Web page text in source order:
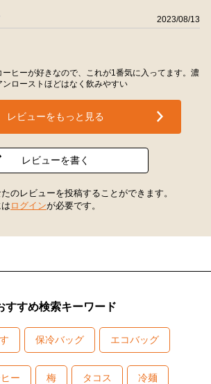
2023/08/13
ヒーが好きなので、これが1番気に入ってます。濃
ローストほどはなく飲みやすい
レビューをもっと見る
レビューを書く
のレビューを投稿することができます。
ログインが必要です。
すすめ検索キーワード
保冷バッグ エコバッグ
ー 梅 タコス 冷麺